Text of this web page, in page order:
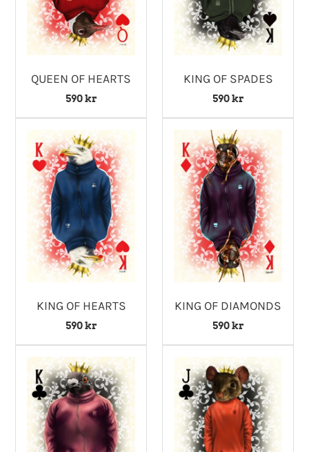
QUEEN OF HEARTS
590 kr
KING OF SPADES
590 kr
KING OF HEARTS
590 kr
KING OF DIAMONDS
590 kr